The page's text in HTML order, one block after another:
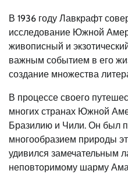
В 1936 году Лавкрафт
исследование Южной
живописный и
важным событием в его
создание множества
В процессе своего
многих странах Южной
Бразилию и Чили. Он был
многообразием природы
удивился замечательным
неповторимому шарму